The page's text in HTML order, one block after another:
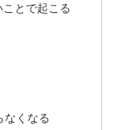
とで起こる
なくなる